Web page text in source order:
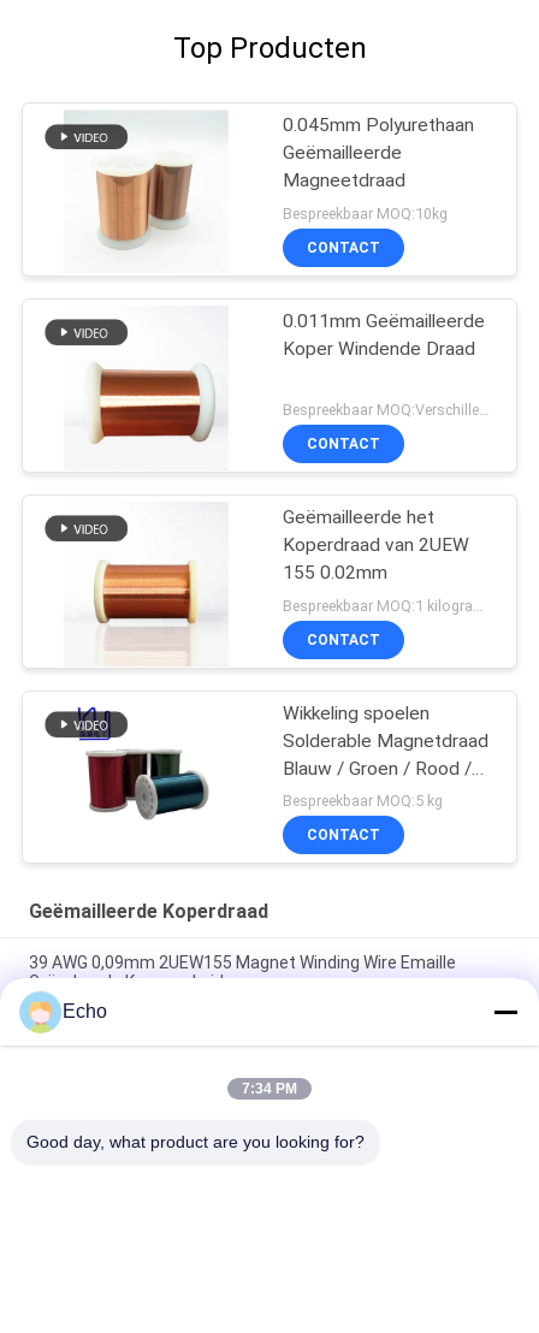
Top Producten
0.045mm Polyurethaan
Geëmailleerde
Magneetdraad
Bespreekbaar MOQ:10kg
CONTACT
0.011mm Geëmailleerde
Koper Windende Draad
CONTACT
Geëmailleerde het
Koperdraad van 2UEW
155 0.02mm
CONTACT
Wikkeling spoelen
Solderable Magnetdraad
Blauw / Groen / Rood /
Bruin Kleur
Bespreekbaar MOQ:5 kg
CONTACT
Geëmailleerde Koperdraad
39 AWG 0,09mm 2UEW155 Magnet Winding Wire Emaille
Geïsoleerde Koperen Leider
0.011mm 2UEW155 Email Met een laag bedekte Koperdraad
voor Motor het Winden
Ruiyuan Super Dunne Winding Coils Gemaald Koperdraad 0,012
Echo
7:34 PM
Good day, what product are you looking for?